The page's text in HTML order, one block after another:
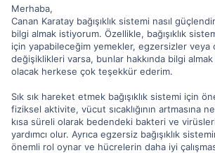
Merhaba,
Canan Karatay bağışıklık sistemi nasıl
bilgi almak istiyorum. Özellikle, bağışıklık
için yapabileceğim yemekler, egzersizler veya
değişiklikleri varsa, bunlar hakkında bilgi almak
olacak herkese çok teşekkür ederim.
Sık sık hareket etmek bağışıklık sistemi için
fiziksel aktivite, vücut sıcaklığının artmasına
kısa süreli olarak bedendeki bakteri ve
yardımcı olur. Ayrıca egzersiz bağışıklık
önemli rol oynar ve hücrelerin daha iyi